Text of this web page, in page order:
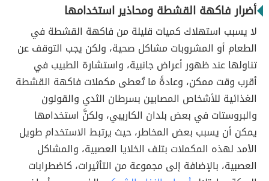
أضرار فاكهة القشطة ومحاذير استخدامها
لا يسبب استهلاك كميات قليلة من فاكهة القشطة في
الطعام أو المشروبات مشاكل صحية، ولكن يجب التوقف عن
تناولها عند ظهور أعراض جانبية، واستشارة الطبيب في
أقرب وقت ممكن، وعادةً ما تُعطى مكملات فاكهة القشطة
الغذائية للأشخاص المصابين بسرطان الثدي والقولون
والبروستات في بعض بلدان الكاريبي، ولكنَّ استخدامها
يمكن أن يسبب بعض المخاطر، حيث يرتبط الاستخدام طويل
الأمد لهذه المكملات بتلف الخلايا العصبية، والمشاكل
العصبية، بالإضافة إلى مجموعة من التأثيرات، كاضطرابات